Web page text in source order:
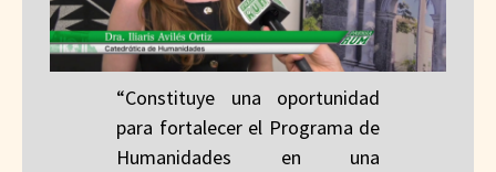
“Constituye una oportunidad
para fortalecer el Programa de
Humanidades en una